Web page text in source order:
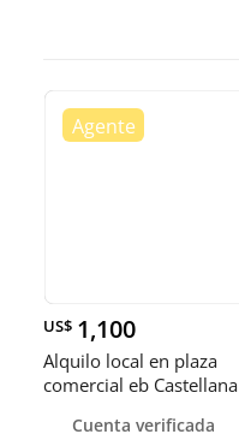
US$ 1,100
Alquilo local en plaza
comercial eb Castellana
Cuenta verificada